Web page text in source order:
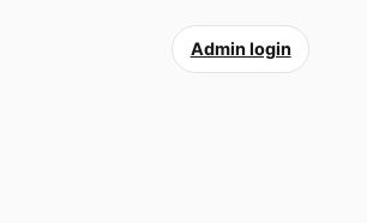
Admin login